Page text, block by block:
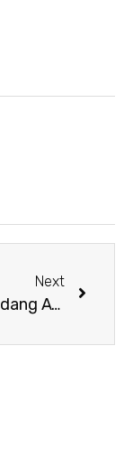
Next
Atap Kandang Ayam UPVC: Solusi Ternak Sehat & Produktif